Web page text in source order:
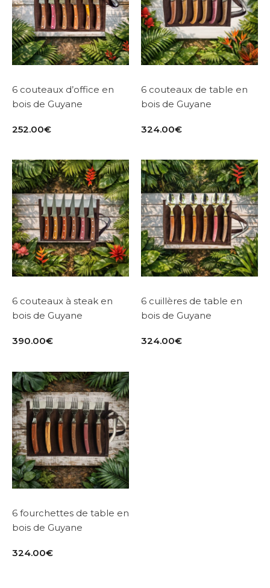
6 couteaux d’office en
bois de Guyane
252.00€
6 couteaux de table en
bois de Guyane
324.00€
6 couteaux à steak en
bois de Guyane
390.00€
6 cuillères de table en
bois de Guyane
324.00€
6 fourchettes de table en
bois de Guyane
324.00€